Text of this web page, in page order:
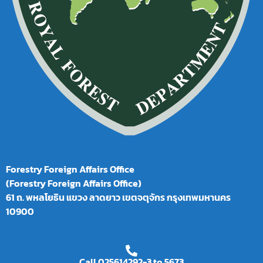
Forestry Foreign Affairs Office
(Forestry Foreign Affairs Office)
61 ถ. พหลโยธิน แขวง ลาดยาว เขตจตุจักร กรุงเทพมหานคร
10900